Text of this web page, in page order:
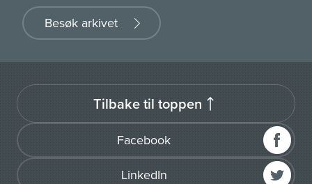
Besøk arkivet
Facebook
LinkedIn
Tilbake til toppen